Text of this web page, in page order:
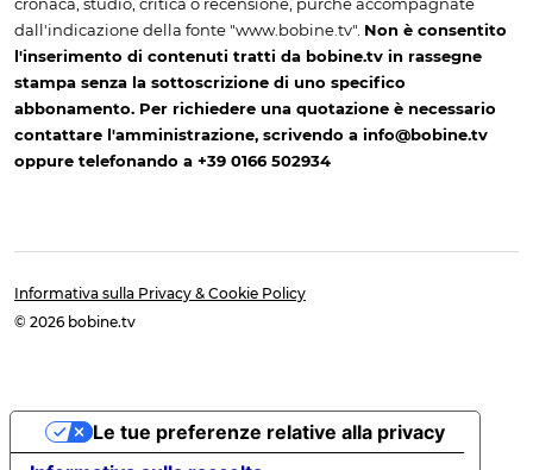
cronaca, studio, critica o recensione, purché accompagnate
dall'indicazione della fonte "www.bobine.tv". Non è consentito
l'inserimento di contenuti tratti da bobine.tv in rassegne
stampa senza la sottoscrizione di uno specifico
abbonamento. Per richiedere una quotazione è necessario
contattare l'amministrazione, scrivendo a info@bobine.tv
oppure telefonando a +39 0166 502934
Informativa sulla Privacy & Cookie Policy
© 2026 bobine.tv
Le tue preferenze relative alla privacy